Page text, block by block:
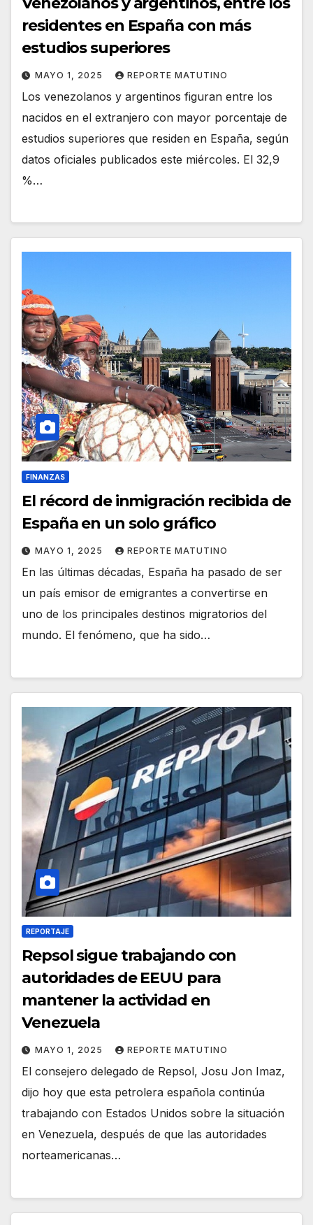
residentes en España con más
estudios superiores
MAYO 1, 2025 REPORTE MATUTINO
Los venezolanos y argentinos figuran entre los
nacidos en el extranjero con mayor porcentaje de
estudios superiores que residen en España, según
datos oficiales publicados este miércoles. El 32,9
%…
FINANZAS
El récord de inmigración recibida de
España en un solo gráfico
MAYO 1, 2025 REPORTE MATUTINO
En las últimas décadas, España ha pasado de ser
un país emisor de emigrantes a convertirse en
uno de los principales destinos migratorios del
mundo. El fenómeno, que ha sido…
REPORTAJE
Repsol sigue trabajando con
autoridades de EEUU para
mantener la actividad en
Venezuela
MAYO 1, 2025 REPORTE MATUTINO
El consejero delegado de Repsol, Josu Jon Imaz,
dijo hoy que esta petrolera española continúa
trabajando con Estados Unidos sobre la situación
en Venezuela, después de que las autoridades
norteamericanas…